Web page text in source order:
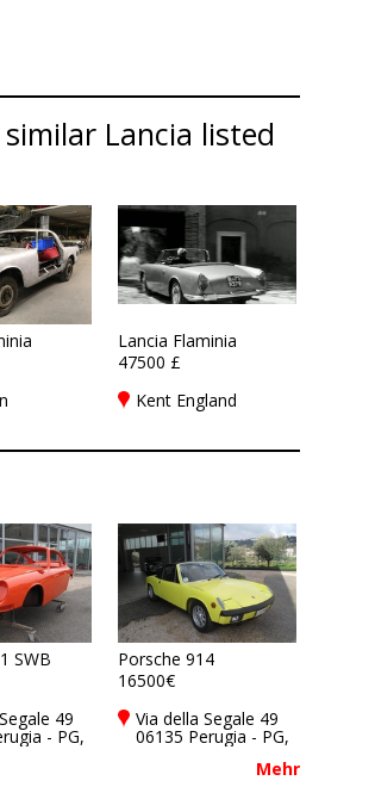
Lancia listed
Lancia Flaminia
47500 £
Kent England
SWB
49
- PG,
Porsche 914
16500€
Via della Segale 49
06135 Perugia - PG,
Mehr